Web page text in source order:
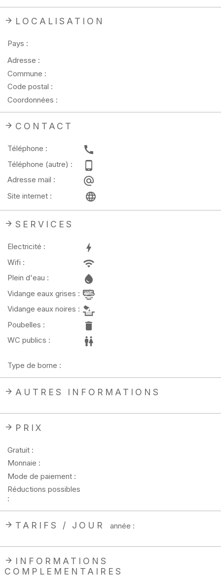
LOCALISATION
Pays :
Adresse :
Commune :
Code postal :
Coordonnées :
CONTACT
Téléphone :
Téléphone (autre) :
Adresse mail :
Site internet :
SERVICES
Electricité :
Wifi :
Plein d'eau :
Vidange eaux grises :
Vidange eaux noires :
Poubelles :
WC publics :
Type de borne :
AUTRES INFORMATIONS
PRIX
Gratuit :
Monnaie :
Mode de paiement :
Réductions possibles
:
TARIFS / JOUR année :
INFORMATIONS
COMPLEMENTAIRES